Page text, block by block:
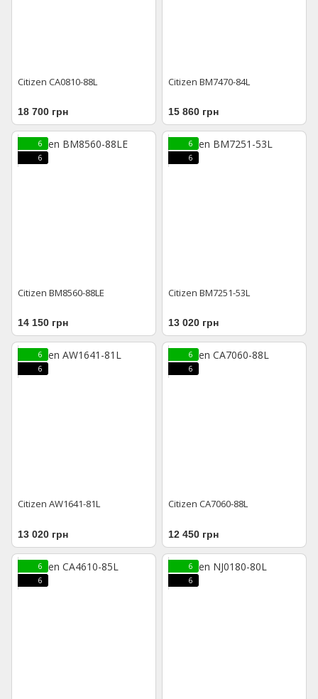
Citizen CA0810-88L
18 700 грн
Citizen BM7470-84L
15 860 грн
6
6
Citizen BM8560-88LE
14 150 грн
6
6
Citizen BM7251-53L
13 020 грн
6
6
Citizen AW1641-81L
13 020 грн
6
6
Citizen CA7060-88L
12 450 грн
6
6
6
6